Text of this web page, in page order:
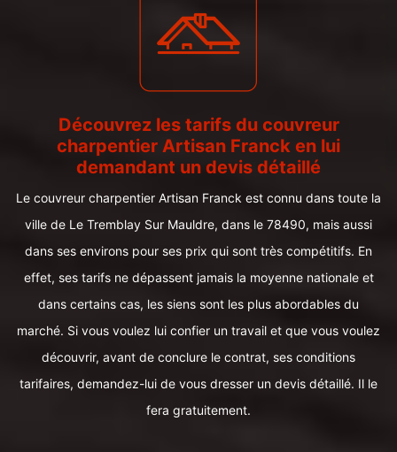
Découvrez les tarifs du couvreur
charpentier Artisan Franck en lui
demandant un devis détaillé
Le couvreur charpentier Artisan Franck est connu dans toute la
ville de Le Tremblay Sur Mauldre, dans le 78490, mais aussi
dans ses environs pour ses prix qui sont très compétitifs. En
effet, ses tarifs ne dépassent jamais la moyenne nationale et
dans certains cas, les siens sont les plus abordables du
marché. Si vous voulez lui confier un travail et que vous voulez
découvrir, avant de conclure le contrat, ses conditions
tarifaires, demandez-lui de vous dresser un devis détaillé. Il le
fera gratuitement.